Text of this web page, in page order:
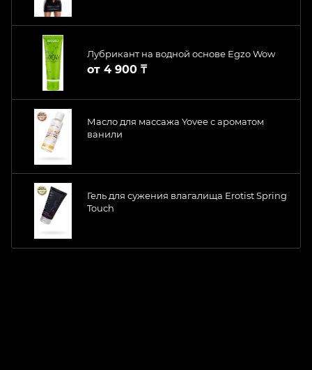
Лубрикант на водной основе Egzo Wow
от 4 900 ₸
Масло для массажа Yovee с ароматом
ванили
Гель для сужения влагалища Erotist Spring
Touch